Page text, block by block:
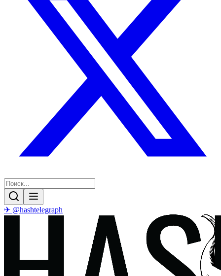
✈ @hashtelegraph